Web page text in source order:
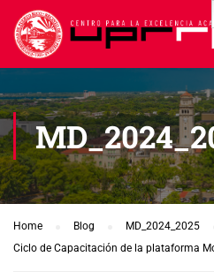
Home Blog
MD_2024_2025
Ciclo de Capacitación de la plataforma